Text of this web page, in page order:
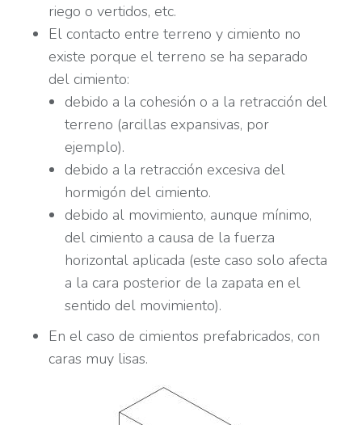
riego o vertidos, etc.
El contacto entre terreno y cimiento no
existe porque el terreno se ha separado
del cimiento:
debido a la cohesión o a la retracción del
terreno (arcillas expansivas, por
ejemplo).
debido a la retracción excesiva del
hormigón del cimiento.
debido al movimiento, aunque mínimo,
del cimiento a causa de la fuerza
horizontal aplicada (este caso solo afecta
a la cara posterior de la zapata en el
sentido del movimiento).
En el caso de cimientos prefabricados, con
caras muy lisas.